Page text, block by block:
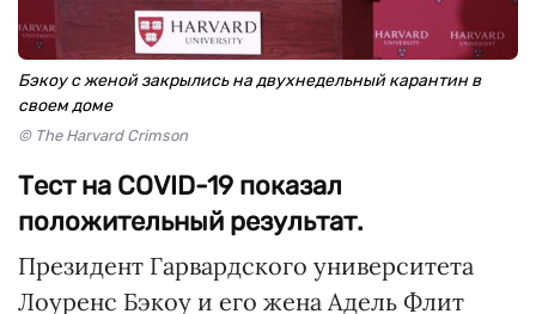
Бэкоу с женой закрылись на двухнедельный карантин в
своем доме
© The Harvard Crimson
Тест на COVID-19 показал
положительный результат.
Президент Гарвардского университета
Лоуренс Бэкоу и его жена Адель Флит